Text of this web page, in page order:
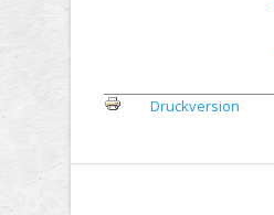
Druckversion